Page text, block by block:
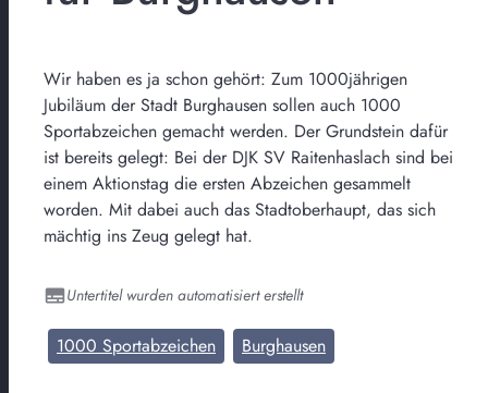
Wir haben es ja schon gehört: Zum 1000jährigen
Jubiläum der Stadt Burghausen sollen auch 1000
Sportabzeichen gemacht werden. Der Grundstein dafür
ist bereits gelegt: Bei der DJK SV Raitenhaslach sind bei
einem Aktionstag die ersten Abzeichen gesammelt
worden. Mit dabei auch das Stadtoberhaupt, das sich
mächtig ins Zeug gelegt hat.
Untertitel wurden automatisiert erstellt
1000 Sportabzeichen Burghausen